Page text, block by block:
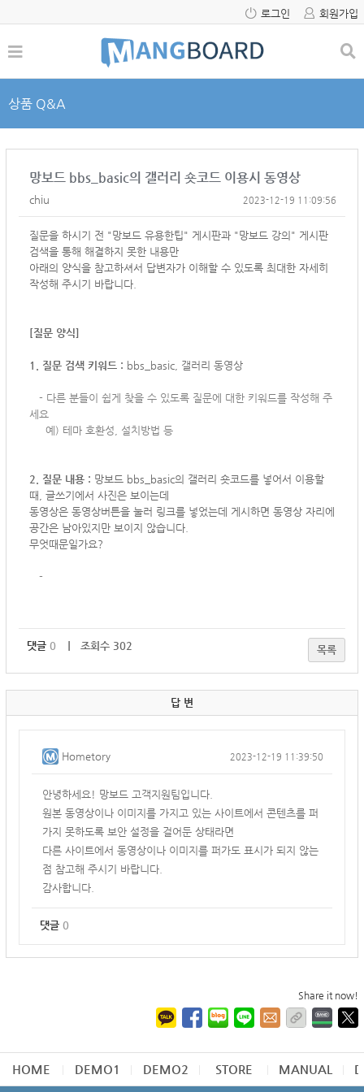
로그인 회원가입
상품 Q&A
망보드 bbs_basic의 갤러리 숏코드 이용시 동영상
chiu 2023-12-19 11:09:56
질문을 하시기 전 "망보드 유용한팁" 게시판과 "망보드 강의" 게시판
검색을 통해 해결하지 못한 내용만
아래의 양식을 참고하셔서 답변자가 이해할 수 있도록 최대한 자세히
작성해 주시기 바랍니다.
[질문 양식]
1. 질문 검색 키워드 : bbs_basic, 갤러리 동영상
- 다른 분들이 쉽게 찾을 수 있도록 질문에 대한 키워드를 작성해 주
세요
예) 테마 호환성, 설치방법 등
2. 질문 내용 : 망보드 bbs_basic의 갤러리 숏코드를 넣어서 이용할
때, 글쓰기에서 사진은 보이는데
동영상은 동영상버튼을 눌러 링크를 넣었는데 게시하면 동영상 자리에
공간은 남아있지만 보이지 않습니다.
무엇때문일가요?
-
댓글 0 ｜ 조회수 302 목록
답 변
Hometory 2023-12-19 11:39:50
안녕하세요! 망보드 고객지원팀입니다.
원본 동영상이나 이미지를 가지고 있는 사이트에서 콘텐츠를 퍼
가지 못하도록 보안 설정을 걸어둔 상태라면
다른 사이트에서 동영상이나 이미지를 퍼가도 표시가 되지 않는
점 참고해 주시기 바랍니다.
감사합니다.
댓글 0
Share it now!
HOME DEMO1 DEMO2 STORE MANUAL